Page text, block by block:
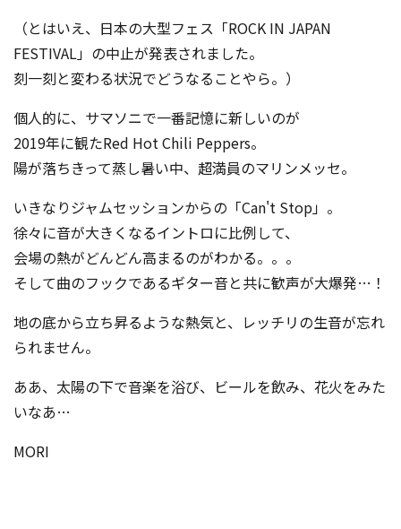
（とはいえ、日本の大型フェス「ROCK IN JAPAN
FESTIVAL」の中止が発表されました。
刻一刻と変わる状況でどうなることやら。）
個人的に、サマソニで一番記憶に新しいのが
2019年に観たRed Hot Chili Peppers。
陽が落ちきって蒸し暑い中、超満員のマリンメッセ。
いきなりジャムセッションからの「Can't Stop」。
徐々に音が大きくなるイントロに比例して、
会場の熱がどんどん高まるのがわかる。。。
そして曲のフックであるギター音と共に歓声が大爆発…！
地の底から立ち昇るような熱気と、レッチリの生音が忘れ
られません。
ああ、太陽の下で音楽を浴び、ビールを飲み、花火をみた
いなあ…
MORI